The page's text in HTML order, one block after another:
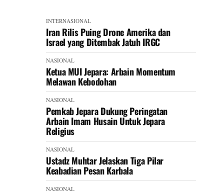
INTERNASIONAL
Iran Rilis Puing Drone Amerika dan
Israel yang Ditembak Jatuh IRGC
NASIONAL
Ketua MUI Jepara: Arbain Momentum
Melawan Kebodohan
NASIONAL
Pemkab Jepara Dukung Peringatan
Arbain Imam Husain Untuk Jepara
Religius
NASIONAL
Ustadz Muhtar Jelaskan Tiga Pilar
Keabadian Pesan Karbala
NASIONAL